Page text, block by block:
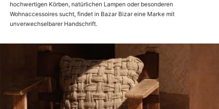
hochwertigen Körben, natürlichen Lampen oder besonderen
Wohnaccessoires sucht, findet in Bazar Bizar eine Marke mit
unverwechselbarer Handschrift.